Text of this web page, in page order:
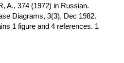
A., 374 (1972) in Russian.
Diagrams, 3(3), Dec 1982.
1 figure and 4 references. 1